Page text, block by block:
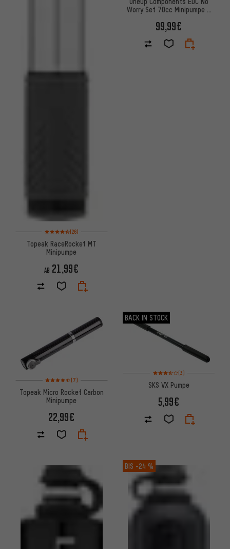
Bewertungen: 4,5 von 5 basierend auf 26 Bewertungen
(26)
Topeak RaceRocket MT
Minipumpe
AB 21,99€
Worry Set 70cc Minipumpe +
99,99€
Bewertungen: 4,5 von 5 basierend auf 7 Bewertungen
(7)
Topeak Micro Rocket Carbon
Minipumpe
22,99€
BACK IN STOCK
Bewertungen: 3,5 von 5
(3)
SKS VX Pumpe
5,99€
BIS -24 %